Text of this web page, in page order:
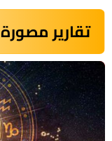
تقارير مصورة